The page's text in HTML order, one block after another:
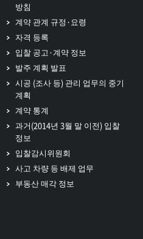
방침
계약 관계 규정·요령
자격 등록
입찰 공고·계약 정보
발주 계획 발표
시공 (조사 등) 관리 업무의 중기
계획
계약 통계
과거(2014년 3월 말 이전) 입찰
정보
입찰감시위원회
사고 차량 등 배제 업무
부동산 매각 정보